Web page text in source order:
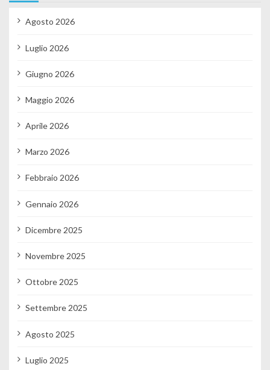
Agosto 2026
Luglio 2026
Giugno 2026
Maggio 2026
Aprile 2026
Marzo 2026
Febbraio 2026
Gennaio 2026
Dicembre 2025
Novembre 2025
Ottobre 2025
Settembre 2025
Agosto 2025
Luglio 2025